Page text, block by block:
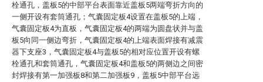
栓通孔，盖板5的中部平台表面靠近盖板5两端弯折方向的
一侧开设有套筒通孔；气囊固定板4设置在盖板5的上端，
气囊固定板4为直板，气囊固定板4的两端为圆盘状并与盖
板5向同一侧边弯折，气囊固定板4的上端表面焊接有减震
器下支座3，气囊固定板4与盖板5的相对应位置开设有螺
栓通孔和套筒通孔，气囊固定板4和盖板5的两侧边之间密
封焊接有第一加强板8和第二加强板9，盖板5中部平台远